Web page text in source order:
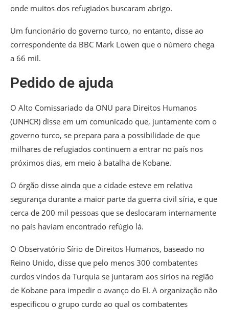
onde muitos dos refugiados buscaram abrigo.
Um funcionário do governo turco, no entanto, disse ao
correspondente da BBC Mark Lowen que o número chega
a 66 mil.
Pedido de ajuda
O Alto Comissariado da ONU para Direitos Humanos
(UNHCR) disse em um comunicado que, juntamente com o
governo turco, se prepara para a possibilidade de que
milhares de refugiados continuem a entrar no país nos
próximos dias, em meio à batalha de Kobane.
O órgão disse ainda que a cidade esteve em relativa
segurança durante a maior parte da guerra civil síria, e que
cerca de 200 mil pessoas que se deslocaram internamente
no país haviam encontrado refúgio lá.
O Observatório Sírio de Direitos Humanos, baseado no
Reino Unido, disse que pelo menos 300 combatentes
curdos vindos da Turquia se juntaram aos sírios na região
de Kobane para impedir o avanço do EI. A organização não
especificou o grupo curdo ao qual os combatentes